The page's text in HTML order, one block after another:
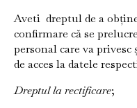
Aveti dreptul de a
confirmare că se
personal care va
de acces la datele
Dreptul la rectificare;